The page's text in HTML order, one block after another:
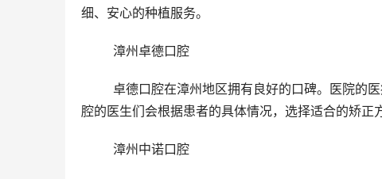
细、安心的种植服务。
	漳州卓德口腔
腔的医生们会根据患者的具体情况，选择适合的矫正
	漳州中诺口腔